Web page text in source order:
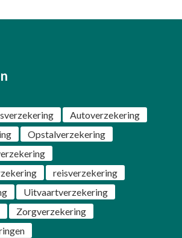
Autoverzekering
Opstalverzekering
reisverzekering
Uitvaartverzekering
Zorgverzekering